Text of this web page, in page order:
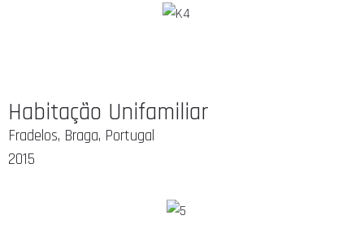
Habitação Unifamiliar
Fradelos, Braga, Portugal
2015